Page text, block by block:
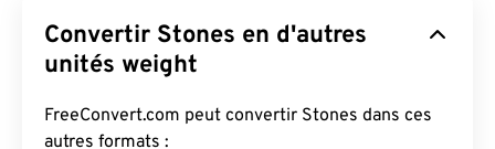
Convertir Stones en d'autres
unités weight
FreeConvert.com peut convertir Stones dans ces
autres formats :